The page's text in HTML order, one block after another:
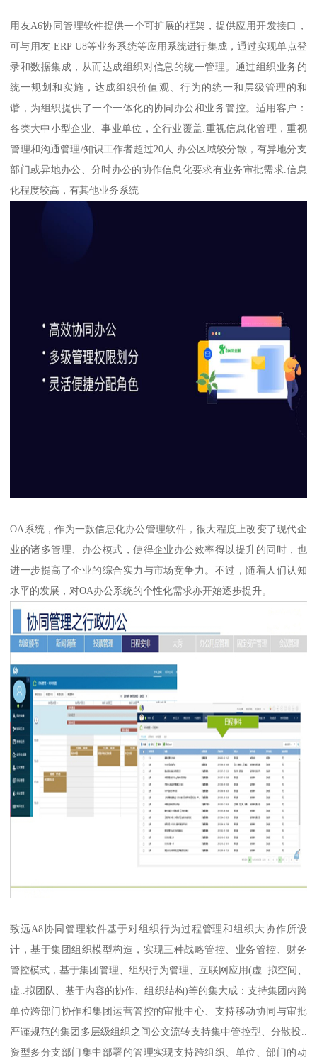
用友A6协同管理软件提供一个可扩展的框架，提供应用开发接口，
可与用友-ERP U8等业务系统等应用系统进行集成，通过实现单点登
录和数据集成，从而达成组织对信息的统一管理。通过组织业务的
统一规划和实施，达成组织价值观、行为的统一和层级管理的和
谐，为组织提供了一个一体化的协同办公和业务管控。适用客户：
各类大中小型企业、事业单位，全行业覆盖.重视信息化管理，重视
管理和沟通管理/知识工作者超过20人.办公区域较分散，有异地分支
部门或异地办公、分时办公的协作信息化要求有业务审批需求.信息
化程度较高，有其他业务系统
OA系统，作为一款信息化办公管理软件，很大程度上改变了现代企
业的诸多管理、办公模式，使得企业办公效率得以提升的同时，也
进一步提高了企业的综合实力与市场竞争力。不过，随着人们认知
水平的发展，对OA办公系统的个性化需求亦开始逐步提升。
致远A8协同管理软件基于对组织行为过程管理和组织大协作所设
计，基于集团组织模型构造，实现三种战略管控、业务管控、财务
管控模式，基于集团管理、组织行为管理、互联网应用(虚..拟空间、
虚..拟团队、基于内容的协作、组织结构)等的集大成：支持集团内跨
单位跨部门协作和集团运营管控的审批中心、支持移动协同与审批
严谨规范的集团多层级组织之间公文流转支持集中管控型、分散投..
资型多分支部门集中部署的管理实现支持跨组织、单位、部门的动